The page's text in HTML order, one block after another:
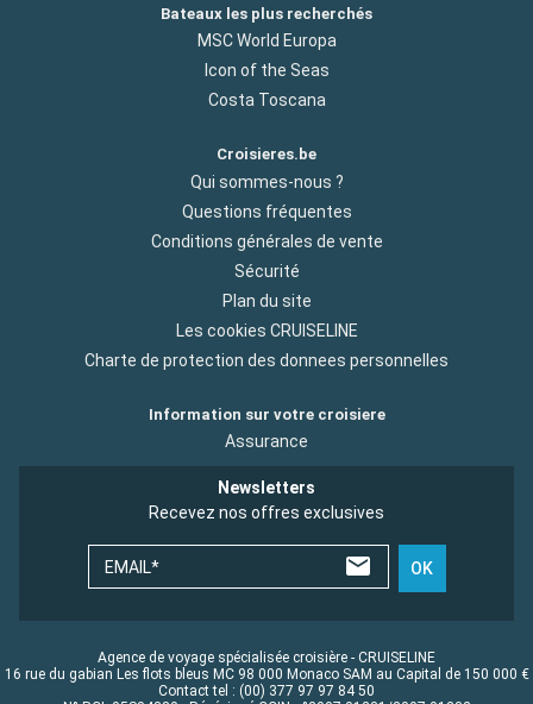
Bateaux les plus recherchés
MSC World Europa
Icon of the Seas
Costa Toscana
Croisieres.be
Qui sommes-nous ?
Questions fréquentes
Conditions générales de vente
Sécurité
Plan du site
Les cookies CRUISELINE
Charte de protection des donnees personnelles
Information sur votre croisiere
Assurance
Newsletters
Recevez nos offres exclusives
EMAIL* OK
Agence de voyage spécialisée croisière - CRUISELINE
16 rue du gabian Les flots bleus MC 98 000 Monaco SAM au Capital de 150 000 €
Contact tel : (00) 377 97 97 84 50